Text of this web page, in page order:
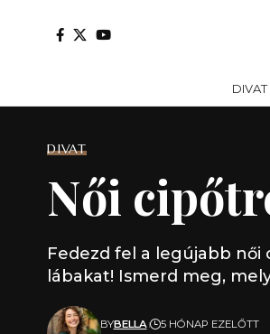
DIVAT
DIVAT
Női
Fedezd fel a legújabb
lábakat! Ismerd meg,
BYBELLA 5 HÓNAP EZELŐTT